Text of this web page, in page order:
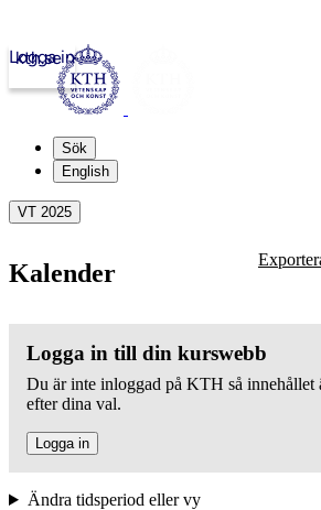
kth.se
Logga in
Sök
English
VT 2025
Kalender
Logga in till din kurswebb
Du är inte inloggad på KTH så innehållet
efter dina val.
Logga in
Ändra tidsperiod eller vy